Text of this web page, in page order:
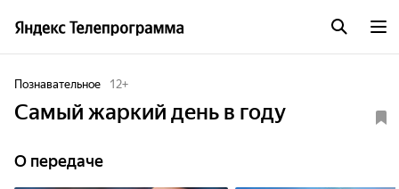
Познавательное 12+
Самый жаркий день в году
О передаче